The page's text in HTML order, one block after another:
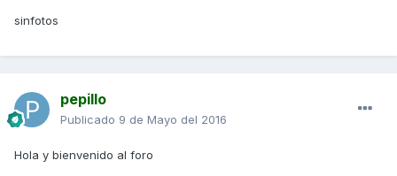
sinfotos
pepillo
Publicado 9 de Mayo del 2016
Hola y bienvenido al foro